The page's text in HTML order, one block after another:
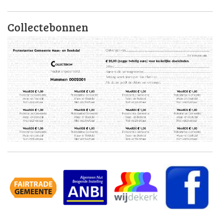
Collectebonnen